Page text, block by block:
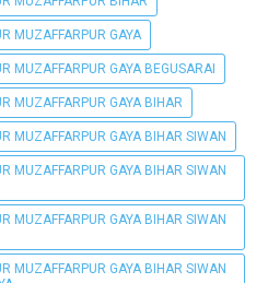
MUZAFFARPUR GAYA
MUZAFFARPUR GAYA BEGUSARAI
MUZAFFARPUR GAYA BIHAR
MUZAFFARPUR GAYA BIHAR SIWAN
MUZAFFARPUR GAYA BIHAR SIWAN
MUZAFFARPUR GAYA BIHAR SIWAN
MUZAFFARPUR GAYA BIHAR SIWAN